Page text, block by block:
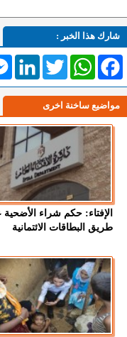
شارك هذا الخبر :
LinkedInTwitterWhatsAppFacebook
مواضيع ساخنة اخرى
الإفتاء: حكم شراء
طريق البطاقات الائتمانية